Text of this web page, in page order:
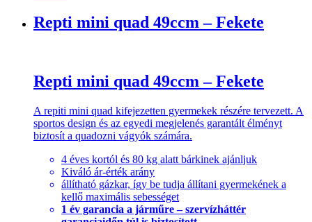
Repti mini quad 49ccm – Fekete
Repti mini quad 49ccm – Fekete
A repiti mini quad kifejezetten gyermekek részére tervezett. A
sportos design és az egyedi megjelenés garantált élményt
biztosít a quadozni vágyók számára.
4 éves kortól és 80 kg alatt bárkinek ajánljuk
Kiváló ár-érték arány
állítható gázkar, így be tudja állítani gyermekének a
kellő maximális sebességet
1 év garancia a járműre – szervízháttér